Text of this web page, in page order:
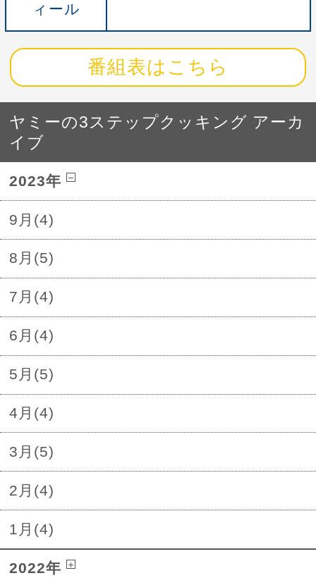
ィール
番組表はこちら
ヤミーの3ステップクッキング アーカ
イブ
2023年
9月(4)
8月(5)
7月(4)
6月(4)
5月(5)
4月(4)
3月(5)
2月(4)
1月(4)
2022年